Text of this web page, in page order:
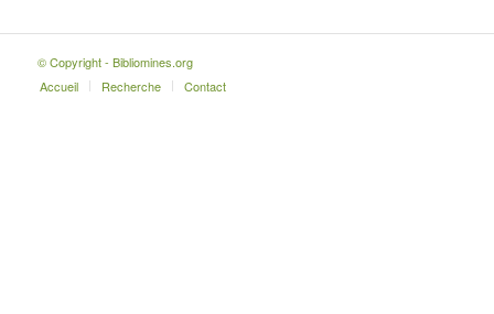
© Copyright - Bibliomines.org
Accueil
Recherche Contact